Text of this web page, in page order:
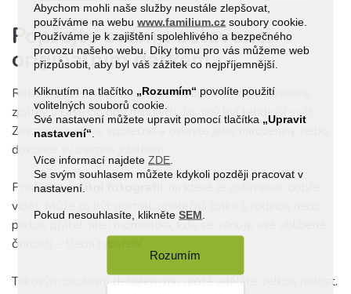
Abychom mohli naše služby neustále zlepšovat,
používáme na webuwww.familium.cz soubory cookie.
Používáme je k zajištění spolehlivého a bezpečného
provozu našeho webu. Díky tomu pro vás můžeme web
přizpůsobit, aby byl váš zážitek co nejpříjemnější.
Kliknutím na tlačítko „Rozumím“ povolíte použití
volitelných souborů cookie.
Své nastavení můžete upravit pomocí tlačítka „Upravit
nastavení“
Více informací najdeteZDE
Se svým souhlasem můžete kdykoli později pracovat v
nastavení.
Pokud nesouhlasíte, klikněteSEM
Rozumím
Popřejte svému oslavenci
originálním dárkem
Retro narozeninové noviny přenesou vašeho oslavence
zpátky v čase do dob minulých. Jak jiný byl tehdejší svět.
Zavzpomínejte si společně a oslavte jeho narozeniny, nebo
dokonce významné jubileum.
Použijtekvalitní fotografii
vidět. Může to být portrét, společná fotka s rodinou nebo
partou přátel, ale i momentka, kde se věnuje své oblíbené
činnosti – třeba rybaření.
Takovým osobním detailem mu určitě uděláte velkou radost.